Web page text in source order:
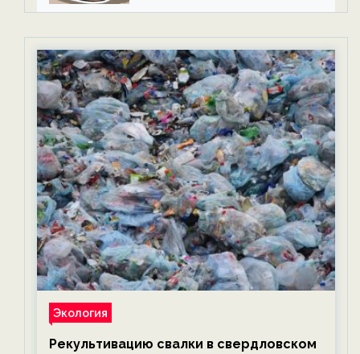
Экология
Рекультивацию свалки в свердловском